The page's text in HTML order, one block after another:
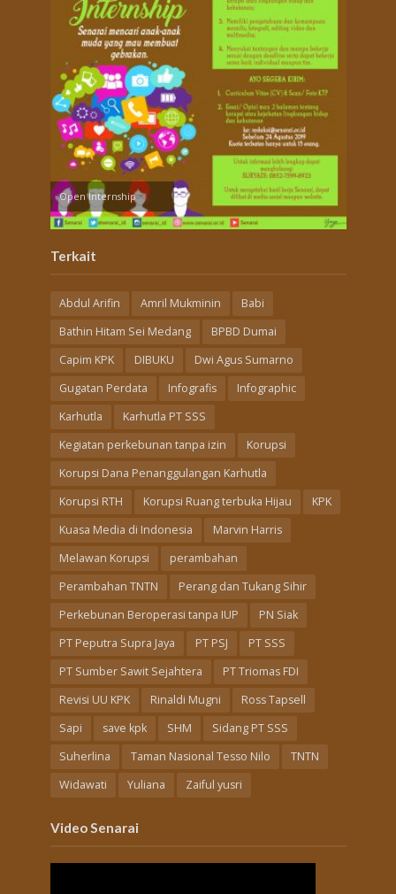
Open Internship
Terkait
Abdul Arifin Amril Mukminin
Babi
Bathin Hitam Sei Medang
BPBD Dumai
Capim KPK
DIBUKU
Dwi Agus Sumarno
Gugatan Perdata
Infografis
Infographic
Karhutla
Karhutla PT SSS
Kegiatan perkebunan tanpa izin
Korupsi
Korupsi Dana Penanggulangan Karhutla
Korupsi RTH
Korupsi Ruang terbuka Hijau
KPK
Kuasa Media di Indonesia
Marvin Harris
Melawan Korupsi
perambahan
Perambahan TNTN
Perang dan Tukang Sihir
Perkebunan Beroperasi tanpa IUP
PN Siak
PT Peputra Supra Jaya
PT PSJ
PT SSS
PT Sumber Sawit Sejahtera
PT Triomas FDI
Revisi UU KPK
Rinaldi Mugni
Ross Tapsell
Sapi
save kpk SHM
Sidang PT SSS
Suherlina
Taman Nasional Tesso Nilo
TNTN
Widawati
Yuliana Zaiful yusri
Video Senarai